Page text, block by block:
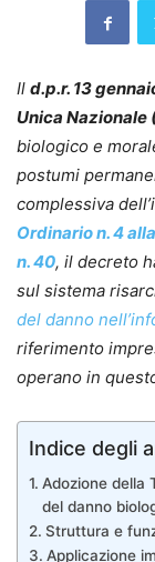
Il d.p.r. 13
Unica Nazionale
biologico e
postumi
complessiva
Ordinario n. 4
n. 40, il decreto
sul sistema
del danno
riferimento
operano in
Indice degli
Adozione della
del danno
Struttura e
Applicazione